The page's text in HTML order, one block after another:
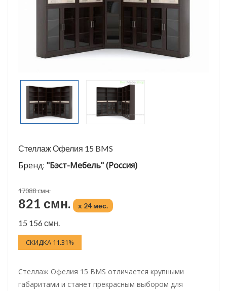
Стеллаж Офелия 15 BMS
Бренд: "Бэст-Мебель" (Россия)
17088 смн.
821 смн. x 24 мес.
15 156 смн.
СКИДКА 11.31%
Стеллаж Офелия 15 BMS отличается крупными
габаритами и станет прекрасным выбором для